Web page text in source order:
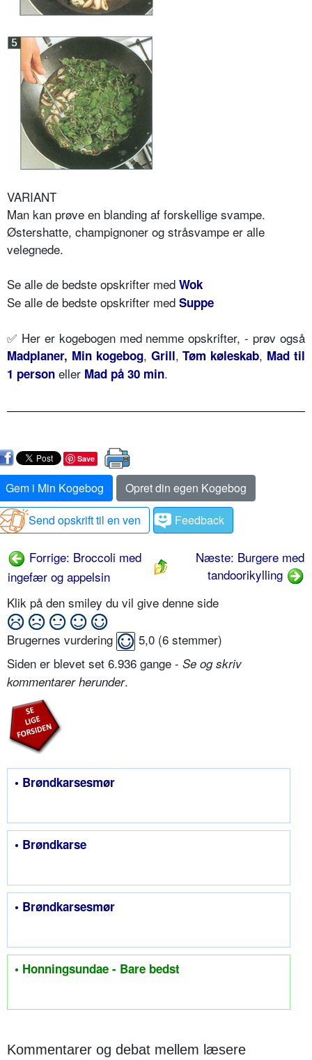
VARIANT
Man kan prøve en blanding af forskellige svampe.
Østershatte, champignoner og stråsvampe er alle
velegnede.
Se alle de bedste opskrifter med Wok
Se alle de bedste opskrifter med Suppe
✅ Her er kogebogen med nemme opskrifter, - prøv også
Madplaner, Min kogebog, Grill,Tøm køleskab, Mad til
1 person eller Mad på 30 min.
Save
Gem i Min Kogebog
Opret din egen Kogebog
Send opskrift til en ven
Feedback
Forrige: Broccoli med
ingefær og appelsin
Næste: Burgere med
tandoorikylling
Klik på den smiley du vil give denne side
Brugernes vurdering 5,0 (6 stemmer)
Siden er blevet set 6.936 gange - Se og skriv
kommentarer herunder.
• Brøndkarsesmør
• Brøndkarse
• Brøndkarsesmør
• Honningsundae - Bare bedst
Kommentarer og debat mellem læsere